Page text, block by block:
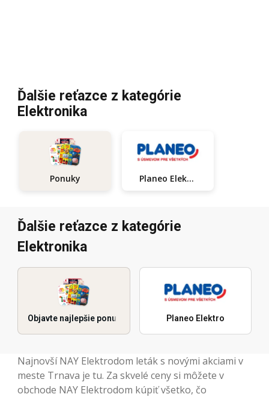
Ďalšie reťazce z kategórie
Elektronika
Ponuky Planeo Elektro
Ďalšie reťazce z kategórie
Elektronika
Objavte najlepšie ponuky Planeo Elektro
Najnovší NAY Elektrodom leták s novými akciami v
meste Trnava je tu. Za skvelé ceny si môžete v
obchode NAY Elektrodom kúpiť všetko, čo